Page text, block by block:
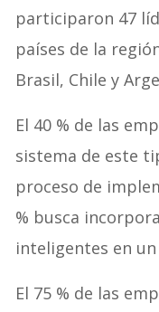
participaron 47
países de la
Brasil, Chile y
El 40 % de las
sistema de este
proceso de
% busca
inteligentes en
El 75 % de las